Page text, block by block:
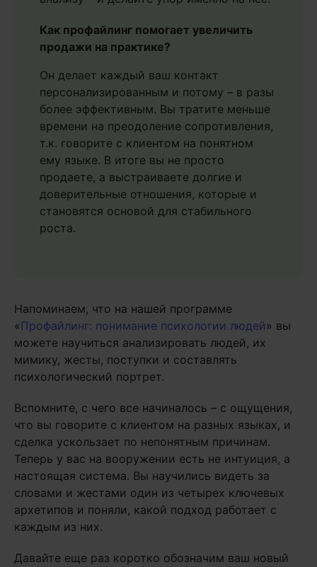
Как профайлинг помогает увеличить
продажи на практике?
Он делает каждый ваш контакт
персонализированным и потому – в разы
более эффективным. Вы тратите меньше
времени на преодоление сопротивления,
т.к. говорите с клиентом на понятном
ему языке. В итоге вы не просто
продаете, а выстраиваете долгие и
доверительные отношения, которые и
становятся основой для стабильного
роста.
Напоминаем, что на нашей программе
«Профайлинг: понимание психологии людей» вы
можете научиться анализировать людей, их
мимику, жесты, поступки и составлять
психологический портрет.
Вспомните, с чего все начиналось – с ощущения,
что вы говорите с клиентом на разных языках, и
сделка ускользает по непонятным причинам.
Теперь у вас на вооружении есть не интуиция, а
настоящая система. Вы научились видеть за
словами и жестами один из четырех ключевых
архетипов и поняли, какой подход работает с
каждым из них.
Давайте еще раз коротко обозначим ваш новый